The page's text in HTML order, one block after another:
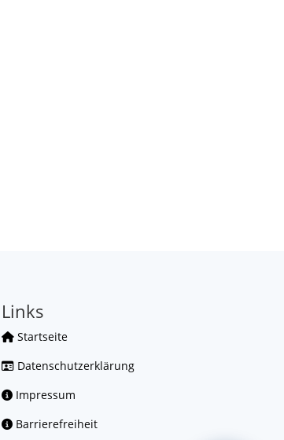
Links
Startseite
Datenschutzerklärung
Impressum
Barrierefreiheit